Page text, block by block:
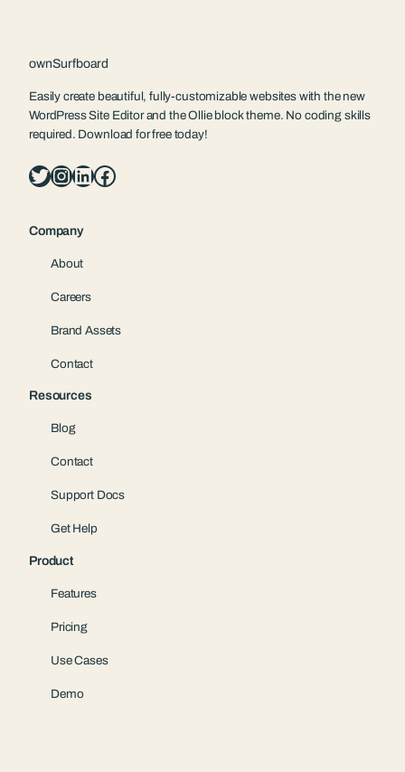
ownSurfboard
Easily create beautiful, fully-customizable websites with the new
WordPress Site Editor and the Ollie block theme. No coding skills
required. Download for free today!
Twitter InstagramLinkedIn Facebook
Company
About
Careers
Brand Assets
Contact
Resources
Blog
Contact
Support Docs
Get Help
Product
Features
Pricing
Use Cases
Demo